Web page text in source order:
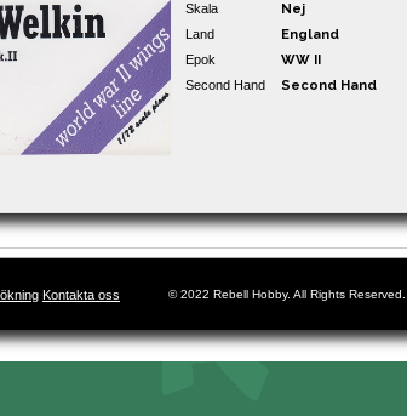
Skala Nej
Land England
Epok WW II
Second Hand Second Hand
Kontakta oss © 2022 Rebell Hobby. All Rights Reserved.